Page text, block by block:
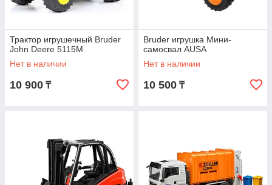
Трактор игрушечный Bruder
John Deere 5115M
Нет в наличии
10 900 ₸
Bruder игрушка Мини-
самосвал AUSA
Нет в наличии
10 500 ₸